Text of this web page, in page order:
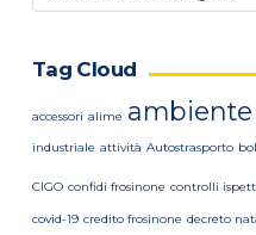
news
Tag Cloud
accessori alime ambiente
industriale attività Autostrasporto
CIGO confidi frosinone controlli
covid-19 credito frosinone decreto